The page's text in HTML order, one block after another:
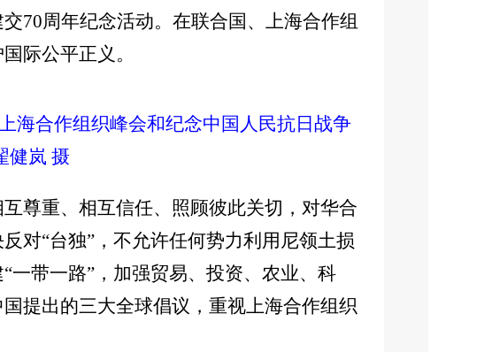
70周年纪念活动。在联合国、上海合作组
际公平正义。
海合作组织峰会和纪念中国人民抗日战争
健岚 摄
尊重、相互信任、照顾彼此关切，对华合
对“台独”，不允许任何势力利用尼领土损
一带一路”，加强贸易、投资、农业、科
提出的三大全球倡议，重视上海合作组织